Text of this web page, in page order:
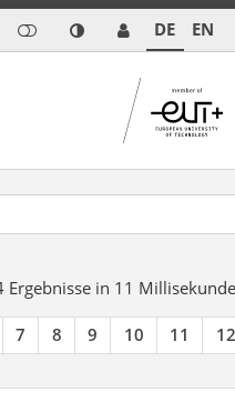
DE EN
Ergebnisse in 11
7 8 9 10 11 12